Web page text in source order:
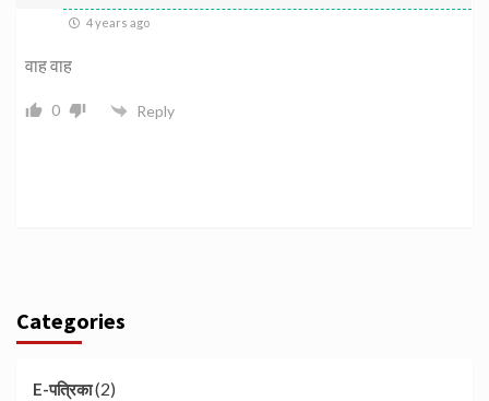
4 years ago
वाह वाह
0 Reply
Categories
E-पत्रिका(2)